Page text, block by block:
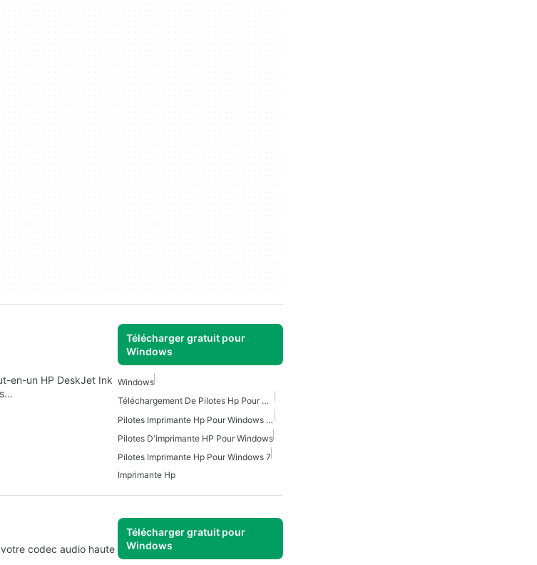
Télécharger gratuit pour
Windows
en-un HP DeskJet Ink Windows
Téléchargement De Pilotes Hp Pour Windows
Pilotes Imprimante Hp Pour Windows 10
Pilotes D'imprimante HP Pour Windows
Pilotes Imprimante Hp Pour Windows 7
Imprimante Hp
codec audio haute
Télécharger gratuit pour
Windows